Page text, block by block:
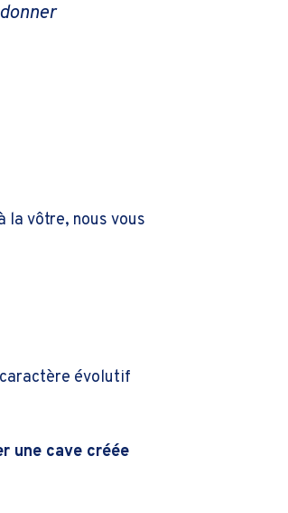
la vôtre, nous vous
évolutif
une cave créée